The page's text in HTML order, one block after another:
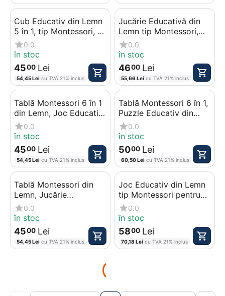
Cub Educativ din Lemn
5 în 1, tip Montessori, cu
Labirint 3D, Tabliță
Magnetică și Tangram
0.0
în stoc
4500 Lei
54,45Lei cu TVA 21% inclus
Jucărie Educativă din
Lemn tip Montessori,
Model Buburuza, cu
Pescuit Magnetic și
Forme Geometrice
0.0
în stoc
4600 Lei
55,66 Lei cu TVA 21% inclus
Tablă Montessori 6 în 1
din Lemn, Joc Educativ
de Sortare, Matematică
și Pescuit Magnetic
0.0
în stoc
4500 Lei
54,45Lei cu TVA 21% inclus
Tablă Montessori 6 în 1,
Puzzle Educativ din
Lemn cu Pescuit
Magnetic
0.0
în stoc
5000 Lei
60,50Lei cu TVA 21% inclus
Tablă Montessori din
Lemn, Jucărie
Educativă cu Cifre,
Forme Geometrice și
Joc de Pescuit
Magnetic
0.0
în stoc
4500 Lei
54,45Lei cu TVA 21% inclus
Joc Educativ din Lemn
tip Montessori pentru
Copii, Model Ciupercuță
cu Viermi Magnetici
0.0
în stoc
5800 Lei
70,18 Lei cu TVA 21% inclus